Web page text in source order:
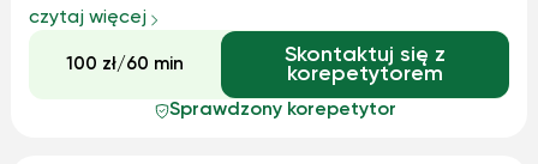
indywidualne podejście. Posiadam również doświadczenie
w pracy z dziećmi i dorosłymi w spektrum autyzmu. Jestem
zaznajomiona i przeszkolona w...
czytaj więcej
100 zł/60 min
Skontaktuj się z
korepetytorem
Sprawdzony korepetytor